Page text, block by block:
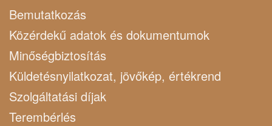
Bemutatkozás
Közérdekű adatok és dokumentumok
Minőségbiztosítás
Küldetésnyilatkozat, jövőkép, értékrend
Szolgáltatási díjak
Terembérlés